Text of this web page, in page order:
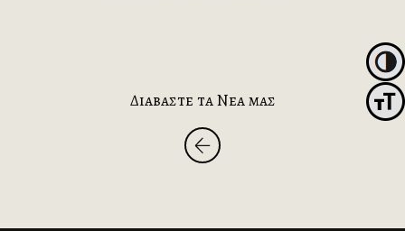
Διαβαστε τα Νεα μας